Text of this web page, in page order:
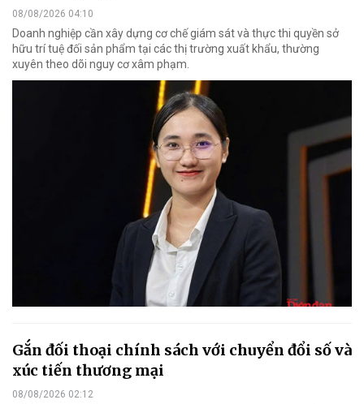
08/08/2026 04:10
Doanh nghiệp cần xây dựng cơ chế giám sát và thực thi quyền sở
hữu trí tuệ đối sản phẩm tại các thị trường xuất khẩu, thường
xuyên theo dõi nguy cơ xâm phạm.
Gắn đối thoại chính sách với chuyển đổi số và
xúc tiến thương mại
08/08/2026 02:12